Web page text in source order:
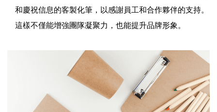
和慶祝信息的客製化筆，以感謝員工和合作夥伴的支持。
這樣不僅能增強團隊凝聚力，也能提升品牌形象。